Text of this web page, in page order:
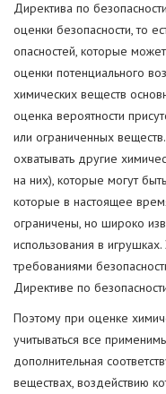
Директива по
оценки безопасности, то
опасностей, которые
оценки потенциального
химических веществ
оценка вероятности
или ограниченных
охватывать другие
на них), которые могут
которые в настоящее
ограничены, но широко
использования в
требованиями
Директиве по
Поэтому при оценке
учитываться все
дополнительная
веществах, воздействию